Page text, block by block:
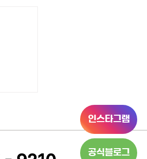
인스타그램
공식블로그